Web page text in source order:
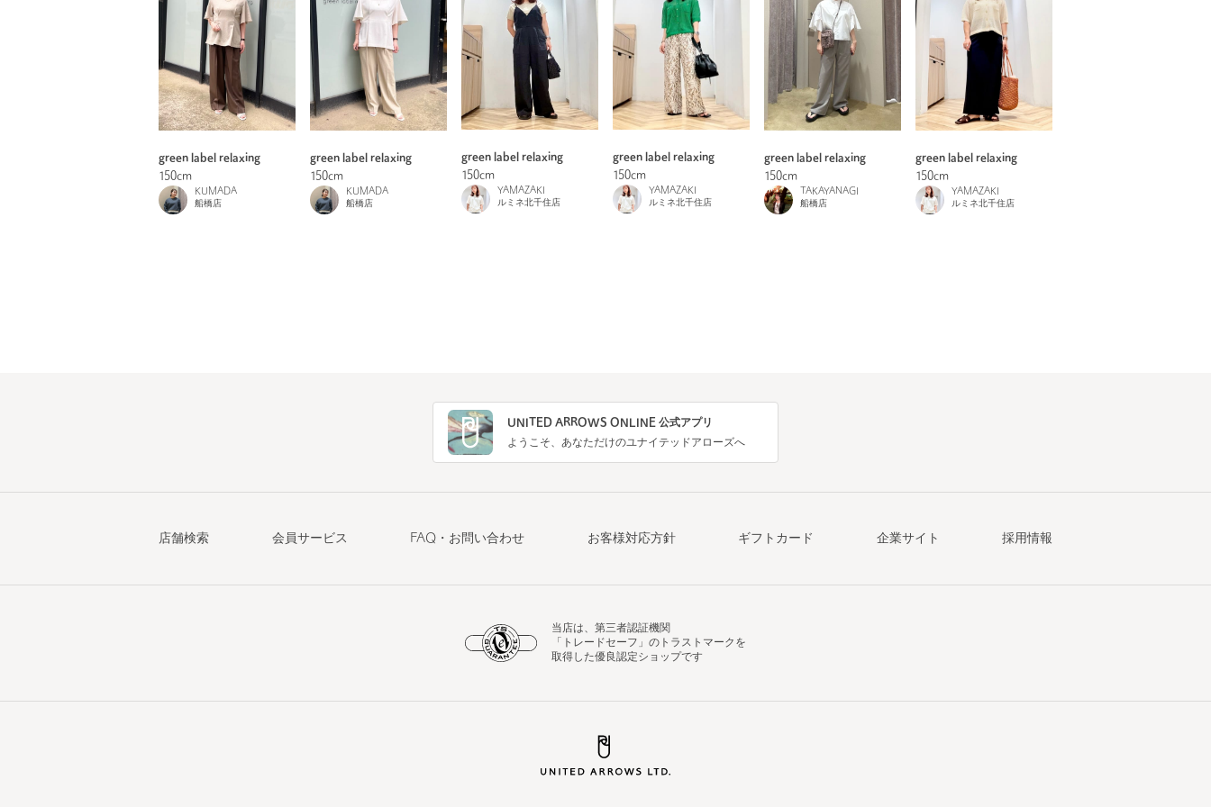
green label relaxing
150cm
KUMADA
船橋店
green label relaxing
150cm
KUMADA
船橋店
green label relaxing
150cm
YAMAZAKI
ルミネ北千住店
green label relaxing
150cm
YAMAZAKI
ルミネ北千住店
green label relaxing
150cm
TAKAYANAGI
船橋店
green label relaxing
150cm
YAMAZAKI
ルミネ北千住店
UNITED ARROWS ONLINE 公式アプリ
ようこそ、あなただけのユナイテッドアローズへ
店舗検索 会員サービス FAQ・お問い合わせ お客様対応方針 ギフトカード 企業サイト 採用情報
当店は、第三者認証機関
「トレードセーフ」のトラストマークを
取得した優良認定ショップです